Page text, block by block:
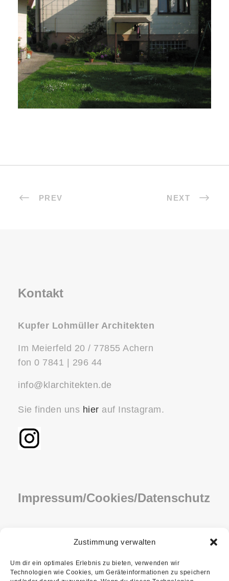
Zustimmung verwalten
Um dir ein optimales Erlebnis zu bieten, verwenden wir
Technologien wie Cookies, um Geräteinformationen zu speichern
PREV NEXT
Kontakt
Kupfer Lohmüller Architekten
Im Meierfeld 20 / 77855 Achern
fon 0 7841 | 296 44
info@klarchitekten.de
Sie finden uns hier auf Instagram.
Impressum/Cookies/Datenschutz
DATENSCHUTZ